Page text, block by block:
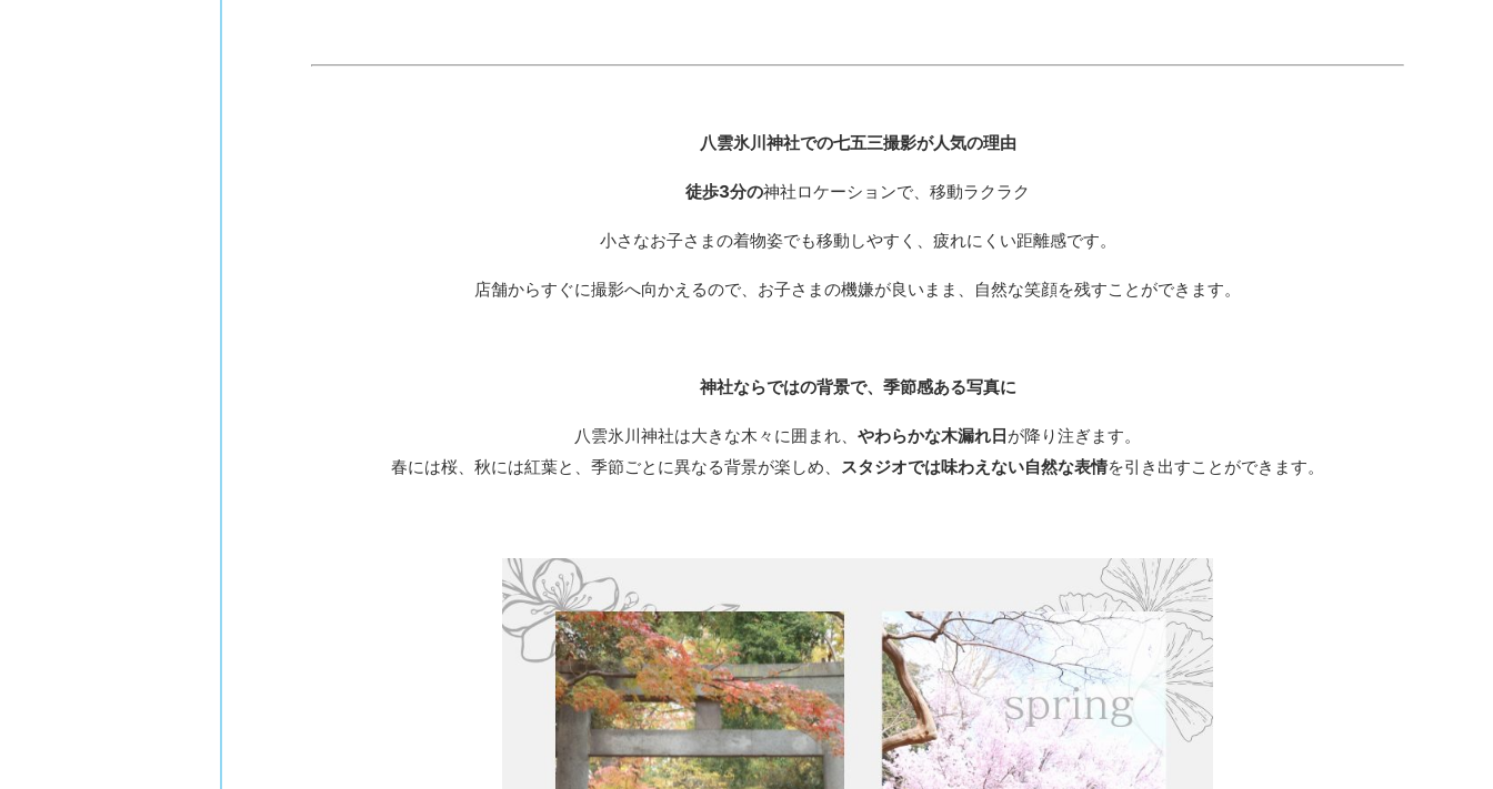
八雲氷川神社での七五三撮影が人気の理由
徒歩3分の神社ロケーションで、移動ラクラク
小さなお子さまの着物姿でも移動しやすく、疲れにくい距離感です。
店舗からすぐに撮影へ向かえるので、お子さまの機嫌が良いまま、自然な笑顔を残すことができます。
神社ならではの背景で、季節感ある写真に
八雲氷川神社は大きな木々に囲まれ、 やわらかな木漏れ日が降り注ぎます。
春には桜、秋には紅葉と、季節ごとに異なる背景が楽しめ、
スタジオでは味わえない自然な表情を引き出すことができます。